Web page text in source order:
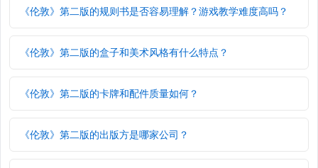
《伦敦》第二版的规则书是否容易理解？游戏教学难度高吗？
《伦敦》第二版的盒子和美术风格有什么特点？
《伦敦》第二版的卡牌和配件质量如何？
《伦敦》第二版的出版方是哪家公司？